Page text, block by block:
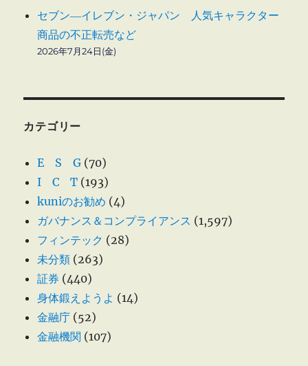
セブン―イレブン・ジャパン 人気キャラクター
商品の不正転売など
2026年7月24日(金)
カテゴリー
E S G (70)
I C T (193)
kuniのお勧め (4)
ガバナンス＆コンプライアンス (1,597)
フィンテック (28)
未分類 (263)
証券 (440)
身体鍛えようよ (14)
金融庁 (52)
金融機関 (107)